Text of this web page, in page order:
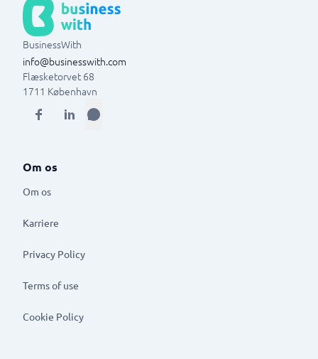
BusinessWith
info@businesswith.com
Flæsketorvet 68
1711 København
Om os
Om os
Karriere
Privacy Policy
Terms of use
Cookie Policy